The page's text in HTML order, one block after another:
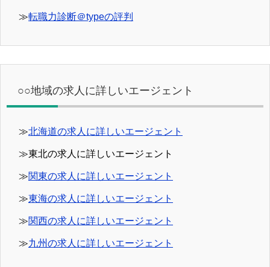
≫転職力診断＠typeの評判
○○地域の求人に詳しいエージェント
≫北海道の求人に詳しいエージェント
≫東北の求人に詳しいエージェント
≫関東の求人に詳しいエージェント
≫東海の求人に詳しいエージェント
≫関西の求人に詳しいエージェント
≫九州の求人に詳しいエージェント